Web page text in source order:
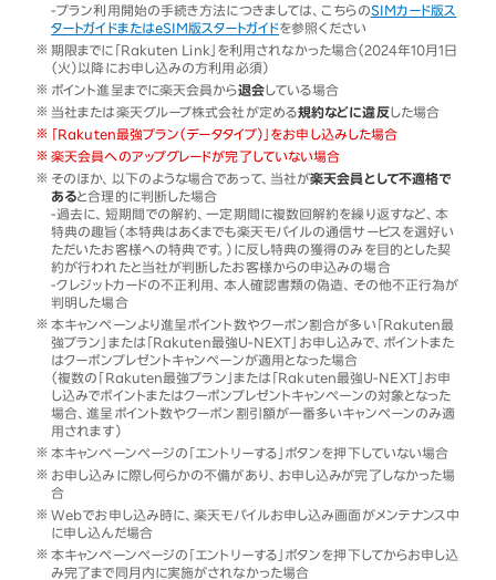
-プラン利用開始の手続き方法につきましては、こちらのSIMカード版ス
タートガイドまたはeSIM版スタートガイドを参照ください
期限までに「Rakuten Link」を利用されなかった場合（2024年10月1日
（火）以降にお申し込みの方利用必須）
ポイント進呈までに楽天会員から退会している場合
当社または楽天グループ株式会社が定める規約などに違反した場合
「Rakuten最強プラン（データタイプ）」をお申し込みした場合
楽天会員へのアップグレードが完了していない場合
そのほか、以下のような場合であって、当社が楽天会員として不適格で
あると合理的に判断した場合
-過去に、短期間での解約、一定期間に複数回解約を繰り返すなど、本
特典の趣旨（本特典はあくまでも楽天モバイルの通信サービスを選好い
ただいたお客様への特典です。）に反し特典の獲得のみを目的とした契
約が行われたと当社が判断したお客様からの申込みの場合
-クレジットカードの不正利用、本人確認書類の偽造、その他不正行為が
判明した場合
本キャンペーンより進呈ポイント数やクーポン割合が多い「Rakuten最
強プラン」または「Rakuten最強U-NEXT」お申し込みで、ポイントまた
はクーポンプレゼントキャンペーンが適用となった場合
（複数の「Rakuten最強プラン」または「Rakuten最強U-NEXT」お申
し込みでポイントまたはクーポンプレゼントキャンペーンの対象となった
場合、進呈ポイント数やクーポン割引額が一番多いキャンペーンのみ適
用されます）
本キャンペーンページの「エントリーする」ボタンを押下していない場合
お申し込みに際し何らかの不備があり、お申し込みが完了しなかった場
合
Webでお申し込み時に、楽天モバイルお申し込み画面がメンテナンス中
に申し込んだ場合
本キャンペーンページの「エントリーする」ボタンを押下してからお申し込
み完了まで同月内に実施がされなかった場合